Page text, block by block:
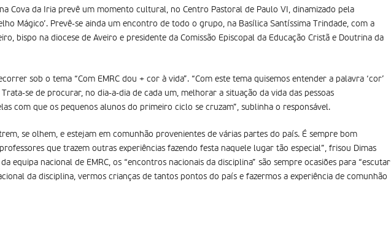
Cova da Iria prevê um momento cultural, no Centro Pastoral de Paulo VI, dinamizado pela
Mágico’. Prevê-se ainda um encontro de todo o grupo, na Basílica Santíssima Trindade, com a
bispo na diocese de Aveiro e presidente da Comissão Episcopal da Educação Cristã e Doutrina da
sob o tema “Com EMRC dou + cor à vida”. “Com este tema quisemos entender a palavra ‘cor’
se de procurar, no dia-a-dia de cada um, melhorar a situação da vida das pessoas
com que os pequenos alunos do primeiro ciclo se cruzam”, sublinha o responsável.
se olhem, e estejam em comunhão provenientes de várias partes do país. É sempre bom
que trazem outras experiências fazendo festa naquele lugar tão especial”, frisou Dimas
equipa nacional de EMRC, os “encontros nacionais da disciplina” são sempre ocasiões para “escutar
da disciplina, vermos crianças de tantos pontos do país e fazermos a experiência de comunhão